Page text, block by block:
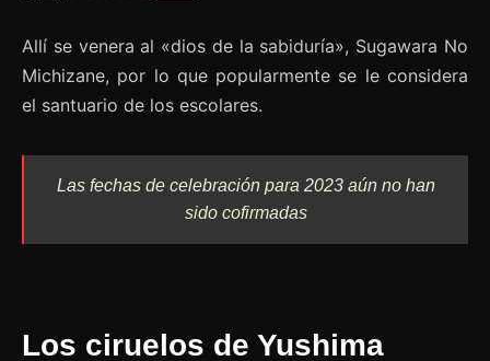
Allí se venera al «dios de la sabiduría», Sugawara No
Michizane, por lo que popularmente se le considera
el santuario de los escolares.
Las fechas de celebración para 2023 aún no han
sido cofirmadas
Los ciruelos de Yushima